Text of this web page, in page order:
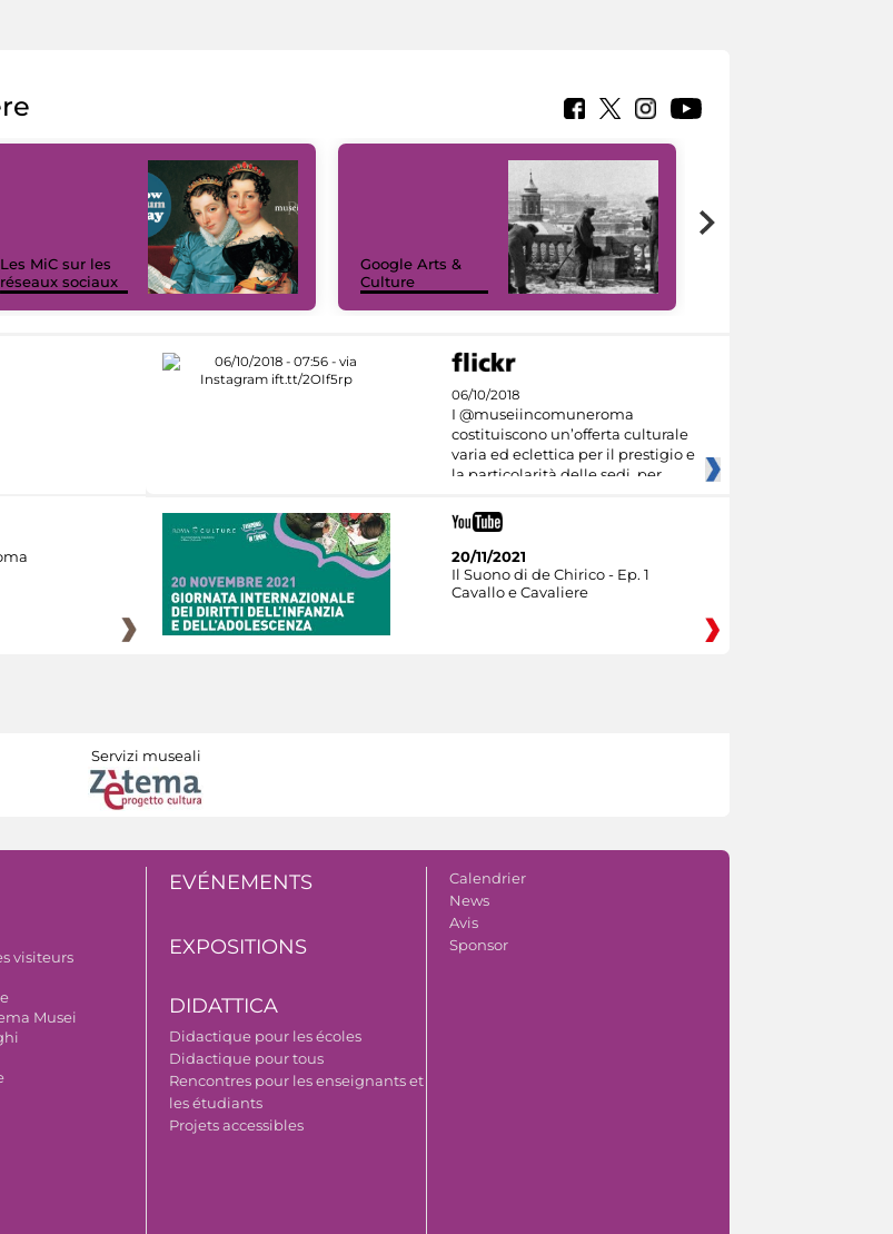
Les MiC sur les
réseaux sociaux
Google Arts &
Culture
06/10/2018
I @museiincomuneroma
costituiscono un’offerta culturale
varia ed eclettica per il prestigio e
la particolarità delle sedi, per
20/11/2021
Il Suono di de Chirico - Ep. 1
Cavallo e Cavaliere
Servizi museali
visiteurs
Musei
EVÉNEMENTS
EXPOSITIONS
DIDATTICA
Didactique pour les écoles
Didactique pour tous
Rencontres pour les enseignants et
les étudiants
Projets accessibles
Calendrier
News
Avis
Sponsor